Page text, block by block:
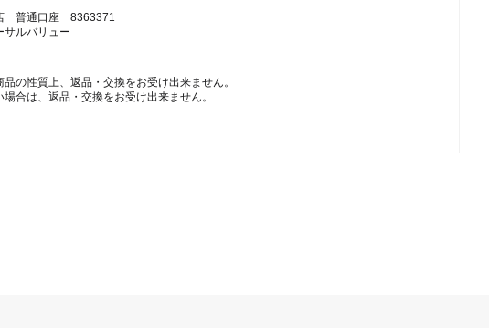
普通口座 8363371
サルバリュー
品の性質上、返品・交換をお受け出来ません。
場合は、返品・交換をお受け出来ません。